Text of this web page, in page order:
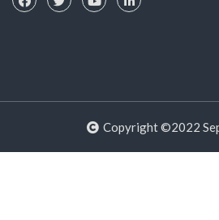
Copyright ©2022